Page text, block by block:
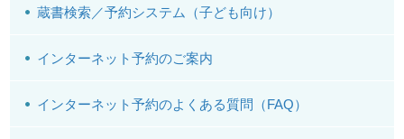
蔵書検索／予約システム（子ども向け）
インターネット予約のご案内
インターネット予約のよくある質問（FAQ）